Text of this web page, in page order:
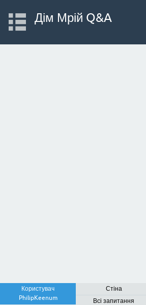
Дім Мрій Q&A
Користувач
PhilipKeenum
Стіна
Всі запитання